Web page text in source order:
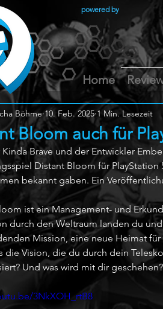
powered by
Home
Bloom auch für
Böhme 10. Feb. 2025 1 Min. Lesezeit
Kinda Brave und der Entwickler
Distant Bloom für
bekannt gaben. Ein
ist ein Management- und
durch den Weltraum landen du
Mission, eine neue Heimat
die Vision, die du durch dein
Und was wird mit dir geschehen?
3NkXOH_rtB8